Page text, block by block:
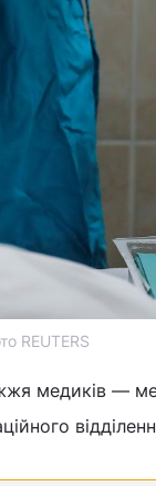
REUTERS
медиків —